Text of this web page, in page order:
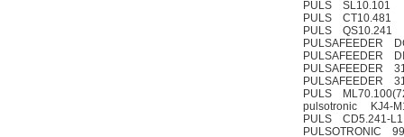
PULS SL10.101
PULS CT10.481
PULS QS10.241
PULSAFEEDER
PULSAFEEDER
PULSAFEEDER
PULSAFEEDER
PULS
pulsotronic KJ4-
PULS CD5.241-L1
PULSOTRONIC